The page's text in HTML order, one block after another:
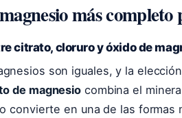
más
citrato, cloruro y óxido de
son iguales, y la
de magnesio combina el
convierte en una de las formas